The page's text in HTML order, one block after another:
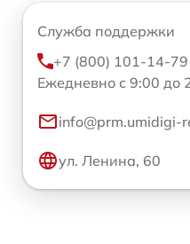
Служба поддержки
+7 (800) 101-14-79
Ежедневно с 9:00 до
info@prm.umidigi-
ул. Ленина, 60